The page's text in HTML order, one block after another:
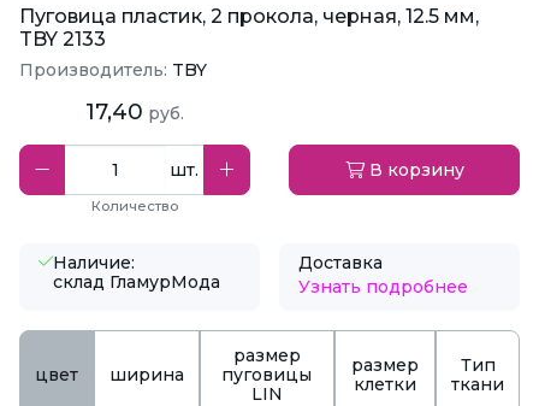
Пуговица пластик, 2 прокола, черная, 12.5 мм,
TBY 2133
Производитель: TBY
17,40 руб.
шт.
Количество
В корзину
Наличие:
склад ГламурМода
Доставка
Узнать подробнее
цвет ширина
размер
пуговицы
LIN
размер
клетки
Тип
ткани